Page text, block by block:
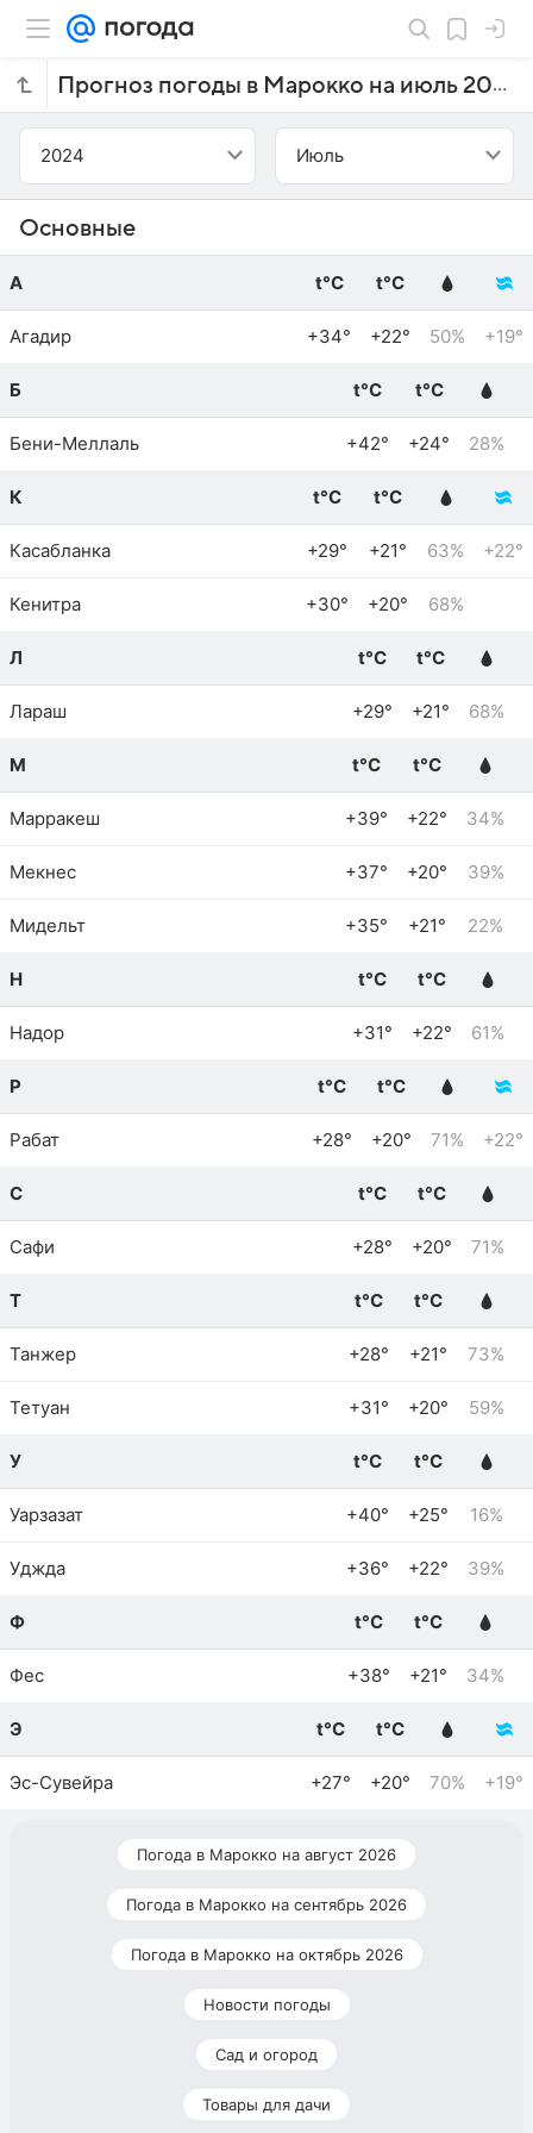
Прогноз погоды в Марокко на июль 2024 года
2024 Июль
Основные
А t°C t°C
Агадир +34° +22° 50% +19°
Б t°C t°C
Бени-Меллаль +42° +24° 28%
К t°C t°C
Касабланка +29° +21° 63% +22°
Кенитра +30° +20° 68%
Л t°C t°C
Лараш +29° +21° 68%
М t°C t°C
Марракеш +39° +22° 34%
Мекнес +37° +20° 39%
Мидельт +35° +21° 22%
Н t°C t°C
Надор +31° +22° 61%
Р t°C t°C
Рабат +28° +20° 71% +22°
С t°C t°C
Сафи +28° +20° 71%
Т t°C t°C
Танжер +28° +21° 73%
Тетуан +31° +20° 59%
У t°C t°C
Уарзазат +40° +25° 16%
Уджда +36° +22° 39%
Ф t°C t°C
Фес +38° +21° 34%
Э t°C t°C
Эс-Сувейра +27° +20° 70% +19°
Погода в Марокко на август 2026
Погода в Марокко на сентябрь 2026
Погода в Марокко на октябрь 2026
Новости погоды
Сад и огород
Товары для дачи